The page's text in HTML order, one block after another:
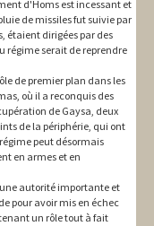
d'Homs est incessant et
de missiles fut suivie par
étaient dirigées par des
régime serait de reprendre
de premier plan dans les
où il a reconquis des
de Gaysa, deux
de la périphérie, qui ont
peut désormais
en armes et en
autorité importante et
pour avoir mis en échec
un rôle tout à fait